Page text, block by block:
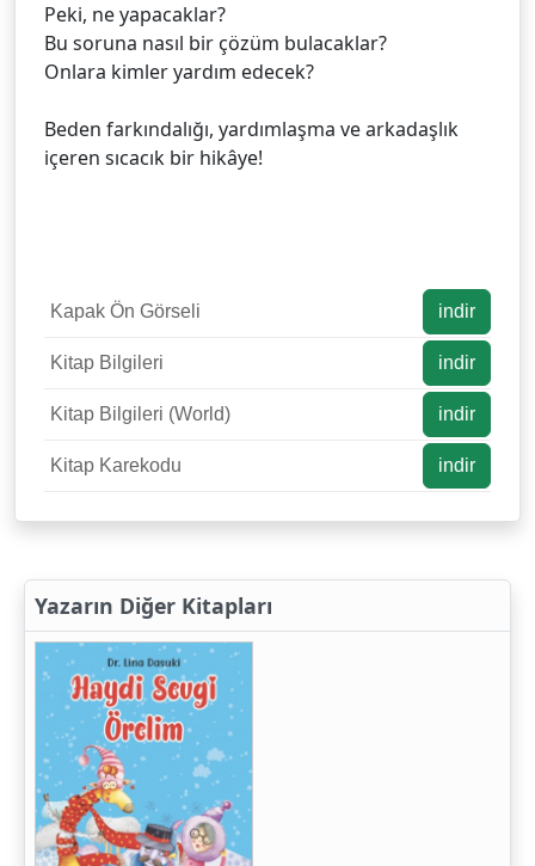
Peki, ne yapacaklar?
Bu soruna nasıl bir çözüm bulacaklar?
Onlara kimler yardım edecek?
Beden farkındalığı, yardımlaşma ve arkadaşlık
içeren sıcacık bir hikâye!
Kapak Ön Görseli indir
Kitap Bilgileri indir
Kitap Bilgileri (World) indir
Kitap Karekodu indir
Yazarın Diğer Kitapları